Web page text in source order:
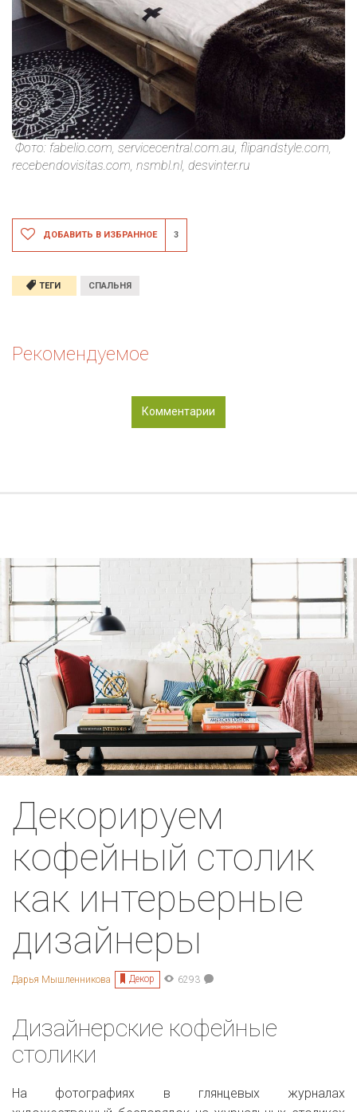
Фото: fabelio.com, servicecentral.com.au, flipandstyle.com,
recebendovisitas.com, nsmbl.nl, desvinter.ru
ДОБАВИТЬ В ИЗБРАННОЕ 3
ТЕГИ СПАЛЬНЯ
Рекомендуемое
Комментарии
Декорируем
кофейный столик
как интерьерные
дизайнеры
Дарья Мышленникова Декор 6293
Дизайнерские кофейные
столики
На фотографиях в глянцевых журналах